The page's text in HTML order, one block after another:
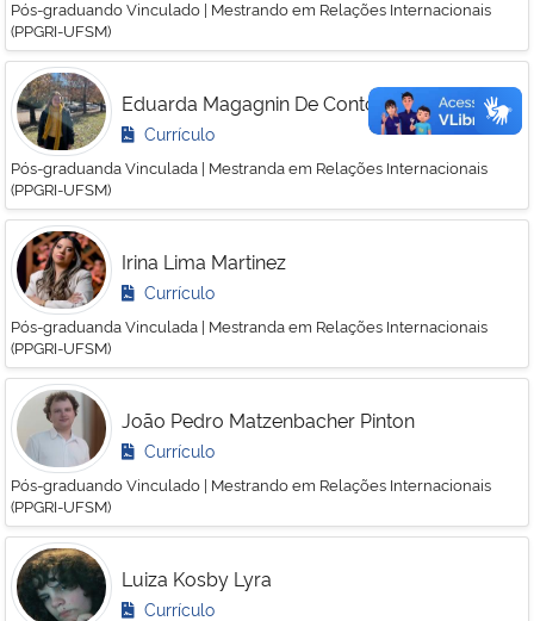
Pós-graduando Vinculado | Mestrando em Relações Internacionais
(PPGRI-UFSM)
Eduarda Magagnin De Conto
Currículo
Pós-graduanda Vinculada | Mestranda em Relações Internacionais
(PPGRI-UFSM)
Irina Lima Martinez
Currículo
Pós-graduanda Vinculada | Mestranda em Relações Internacionais
(PPGRI-UFSM)
João Pedro Matzenbacher Pinton
Currículo
Pós-graduando Vinculado | Mestrando em Relações Internacionais
(PPGRI-UFSM)
Luiza Kosby Lyra
Currículo